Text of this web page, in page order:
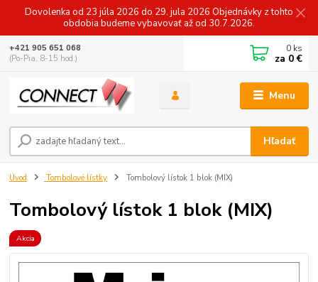
Dovolenka od 23 júla 2026 do 29. jula 2026 Objednávky z tohto
obdobia budeme vybavovať až od 30.7.2026.
Menu
Hľadať
+421 905 651 068
(Po-Pia, 8-15 hod.)
0 ks
za 0 €
Úvod Tombolové lístky Tombolový lístok 1 blok (MIX)
Tombolový lístok 1 blok (MIX)
Akcia